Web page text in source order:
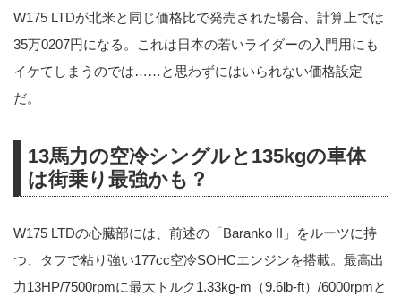
W175 LTDが北米と同じ価格比で発売された場合、計算上では
35万0207円になる。これは日本の若いライダーの入門用にも
イケてしまうのでは……と思わずにはいられない価格設定
だ。
13馬力の空冷シングルと135kgの車体
は街乗り最強かも？
W175 LTDの心臓部には、前述の「Baranko II」をルーツに持
つ、タフで粘り強い177cc空冷SOHCエンジンを搭載。最高出
力13HP/7500rpmに最大トルク1.33kg-m（9.6lb-ft）/6000rpmと